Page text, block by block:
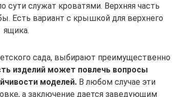
служат кроватями. Верхняя часть
Есть вариант с крышкой для верхнего
ящика.
сада, выбирают преимущественно
изделий может повлечь вопросы
моделей. В любом случае эти
а заключение дается заведующим